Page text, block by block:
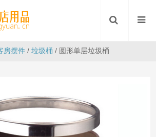
房摆件 /垃圾桶 / 圆形单层垃圾桶